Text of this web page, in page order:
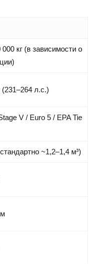
кг (в зависимости о
(231–264 л.с.)
V / Euro 5 / EPA Tie
~1,2–1,4 м³)